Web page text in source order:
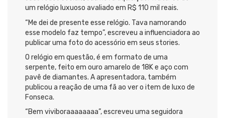
um relógio luxuoso avaliado em R$ 110 mil reais.
“Me dei de presente esse relógio. Tava namorando
esse modelo faz tempo”, escreveu a influenciadora ao
publicar uma foto do acessório em seus stories.
O relógio em questão, é em formato de uma
serpente, feito em ouro amarelo de 18K e aço com
pavê de diamantes. A apresentadora, também
publicou a reação de uma fã ao ver o item de luxo de
Fonseca.
“Bem viviboraaaaaaaa”, escreveu uma seguidora